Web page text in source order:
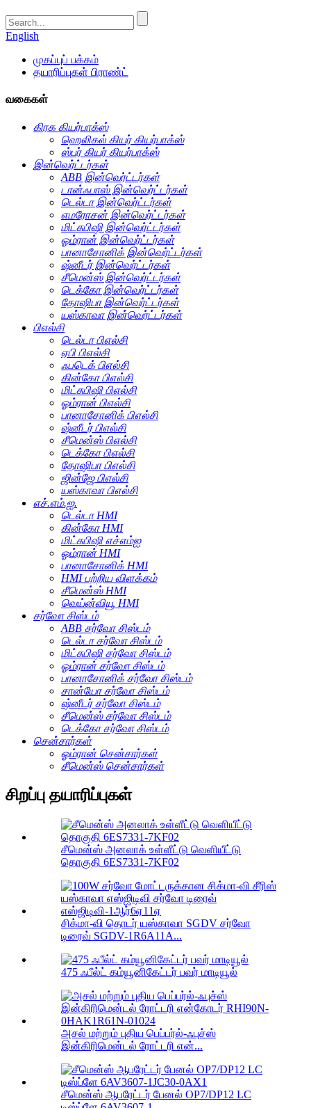
English
முகப்புப் பக்கம்
தயாரிப்புகள் பிராண்ட்
வகைகள்
கிரக கியர்பாக்ஸ்
ஹெலிகல் கியர் கியர்பாக்ஸ்
ஸ்பர் கியர் கியர்பாக்ஸ்
இன்வெர்ட்டர்கள்
ABB இன்வெர்ட்டர்கள்
டான்ஃபாஸ் இன்வெர்ட்டர்கள்
டெல்டா இன்வெர்ட்டர்கள்
எமரோசன் இன்வெர்ட்டர்கள்
மிட்சுபிஷி இன்வெர்ட்டர்கள்
ஓம்ரான் இன்வெர்ட்டர்கள்
பானாசோனிக் இன்வெர்ட்டர்கள்
ஷ்னீடர் இன்வெர்ட்டர்கள்
சீமென்ஸ் இன்வெர்ட்டர்கள்
டெக்கோ இன்வெர்ட்டர்கள்
தோஷிபா இன்வெர்ட்டர்கள்
யஸ்காவா இன்வெர்ட்டர்கள்
பிஎல்சி
டெல்டா பிஎல்சி
ஏபி பிஎல்சி
ஃபடெக் பிஎல்சி
கின்கோ பிஎல்சி
மிட்சுபிஷி பிஎல்சி
ஓம்ரான் பிஎல்சி
பானாசோனிக் பிஎல்சி
ஷ்னீடர் பிஎல்சி
சீமென்ஸ் பிஎல்சி
டெக்கோ பிஎல்சி
தோஷிபா பிஎல்சி
ஜின்ஜே பிஎல்சி
யஸ்காவா பிஎல்சி
எச்.எம்.ஐ.
டெல்டா HMI
கின்கோ HMI
மிட்சுபிஷி எச்எம்ஐ
ஓம்ரான் HMI
பானாசோனிக் HMI
HMI பற்றிய விளக்கம்
சீமென்ஸ் HMI
வெய்ன்வியூ HMI
சர்வோ சிஸ்டம்
ABB சர்வோ சிஸ்டம்
டெல்டா சர்வோ சிஸ்டம்
மிட்சுபிஷி சர்வோ சிஸ்டம்
ஓம்ரான் சர்வோ சிஸ்டம்
பானாசோனிக் சர்வோ சிஸ்டம்
சான்யோ சர்வோ சிஸ்டம்
ஷ்னீடர் சர்வோ சிஸ்டம்
சீமென்ஸ் சர்வோ சிஸ்டம்
டெக்கோ சர்வோ சிஸ்டம்
சென்சார்கள்
ஓம்ரான் சென்சார்கள்
சீமென்ஸ் சென்சார்கள்
சிறப்பு தயாரிப்புகள்
சீமென்ஸ் அனலாக் உள்ளீட்டு வெளியீட்டு
தொகுதி 6ES7331-7KF02
சிக்மா-வி தொடர் யஸ்காவா SGDV சர்வோ
டிரைவ் SGDV-1R6A11A...
475 ஃபீல்ட் கம்யூனிகேட்டர் பவர் மாடியூல்
அசல் மற்றும் புதிய பெப்பர்ல்-ஃபுச்ஸ்
இன்கிரிமென்டல் ரோட்டரி என்...
சீமென்ஸ் ஆபரேட்டர் பேனல் OP7/DP12 LC